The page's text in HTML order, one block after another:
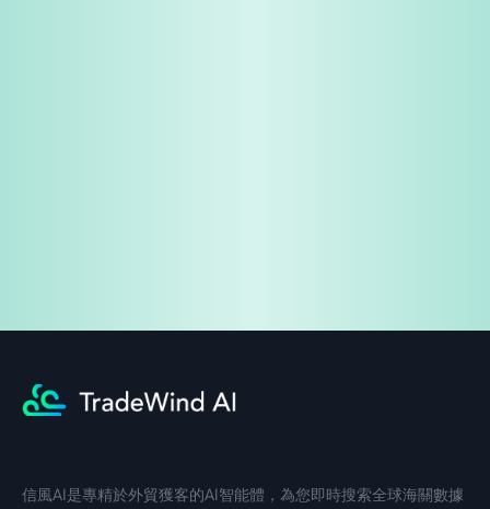
信風AI是專精於外貿獲客的AI智能體，為您即時搜索全球海關數據